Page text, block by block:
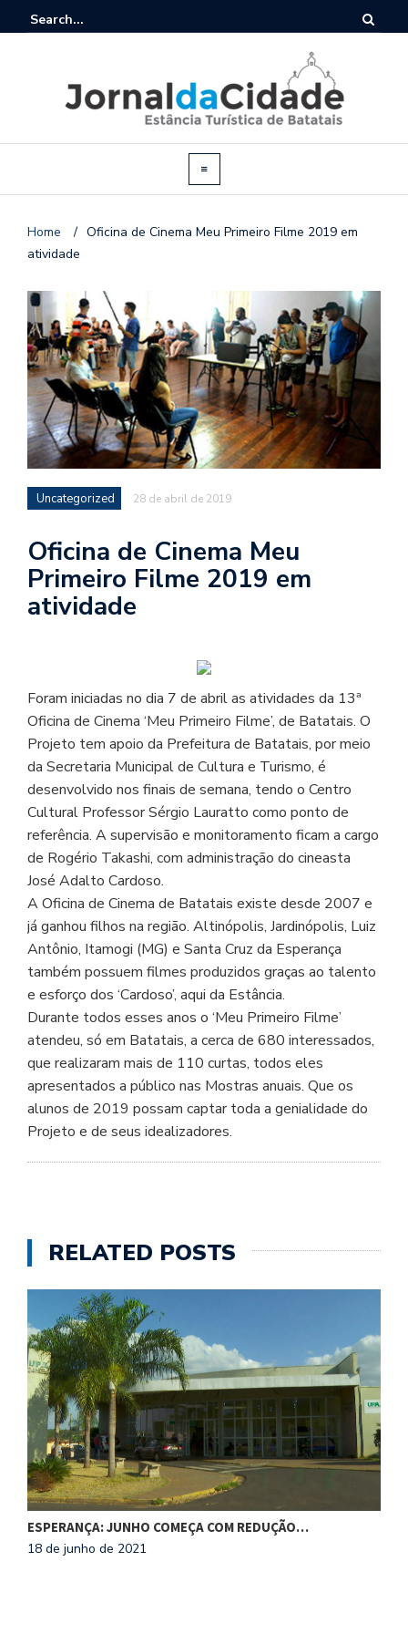
Home / Oficina de Cinema Meu Primeiro Filme 2019 em
atividade
Uncategorized 28 de abril de 2019
Oficina de Cinema Meu
Primeiro Filme 2019 em
atividade
Foram iniciadas no dia 7 de abril as atividades da 13ª
Oficina de Cinema ‘Meu Primeiro Filme’, de Batatais. O
Projeto tem apoio da Prefeitura de Batatais, por meio
da Secretaria Municipal de Cultura e Turismo, é
desenvolvido nos finais de semana, tendo o Centro
Cultural Professor Sérgio Lauratto como ponto de
referência. A supervisão e monitoramento ficam a cargo
de Rogério Takashi, com administração do cineasta
José Adalto Cardoso.
A Oficina de Cinema de Batatais existe desde 2007 e
já ganhou filhos na região. Altinópolis, Jardinópolis, Luiz
Antônio, Itamogi (MG) e Santa Cruz da Esperança
também possuem filmes produzidos graças ao talento
e esforço dos ‘Cardoso’, aqui da Estância.
Durante todos esses anos o ‘Meu Primeiro Filme’
atendeu, só em Batatais, a cerca de 680 interessados,
que realizaram mais de 110 curtas, todos eles
apresentados a público nas Mostras anuais. Que os
alunos de 2019 possam captar toda a genialidade do
Projeto e de seus idealizadores.
RELATED POSTS
ESPERANÇA: JUNHO COMEÇA COM REDUÇÃO…
18 de junho de 2021